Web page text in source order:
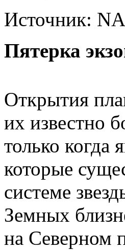
Источник:
Пятерка
Открытия
их известно
только когда
которые
системе
Земных
на Северном